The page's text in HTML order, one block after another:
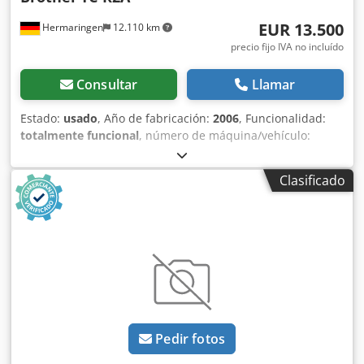
Hermaringen 12.110 km EUR 13.500
precio fijo IVA no incluído
Consultar Llamar
Estado: usado, Año de fabricación: 2006, Funcionalidad:
totalmente funcional, número de máquina/vehículo:
, Centro de mecanizado CNC Brother TC-R2A Año de
fabricación: 2006, número de serie 111849 Control: Brother
Equipamiento: cambiador de herramientas de 14
posiciones, cono de husillo BT-30 Recorridos X: 420 mm
(16,5 pulg.) Y: 320 mm (12,6 pulg.) Z: 270 mm (10,6 pulg.) ---
ofrecemos un producto de alta calidad, sino también
opciones de financiación a medida, adaptadas a sus
necesidades. Ya sea pago inicial, pago a plazos o modelos
de financiación personalizados, juntos encontraremos la
solución adecuada. Si lo desea, también nos encargamos
de toda la organización del transporte. Desde la
planificación hasta la entrega fiable, nos aseguramos de
Clasificado
Pedir fotos